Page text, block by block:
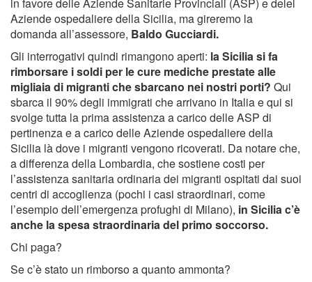
Aziende ospedaliere della Sicilia, ma gireremo la
domanda all’assessore, Baldo Gucciardi.
Gli interrogativi quindi rimangono aperti: la Sicilia si fa
rimborsare i soldi per le cure mediche prestate alle
migliaia di migranti che sbarcano nei nostri porti? Qui
sbarca il 90% degli immigrati che arrivano in Italia e qui si
svolge tutta la prima assistenza a carico delle ASP di
pertinenza e a carico delle Aziende ospedaliere della
Sicilia là dove i migranti vengono ricoverati. Da notare che,
a differenza della Lombardia, che sostiene costi per
l’assistenza sanitaria ordinaria dei migranti ospitati dai suoi
centri di accoglienza (pochi i casi straordinari, come
l’esempio dell’emergenza profughi di Milano), in Sicilia c’è
anche la spesa straordinaria del primo soccorso.
Chi paga?
Se c’è stato un rimborso a quanto ammonta?